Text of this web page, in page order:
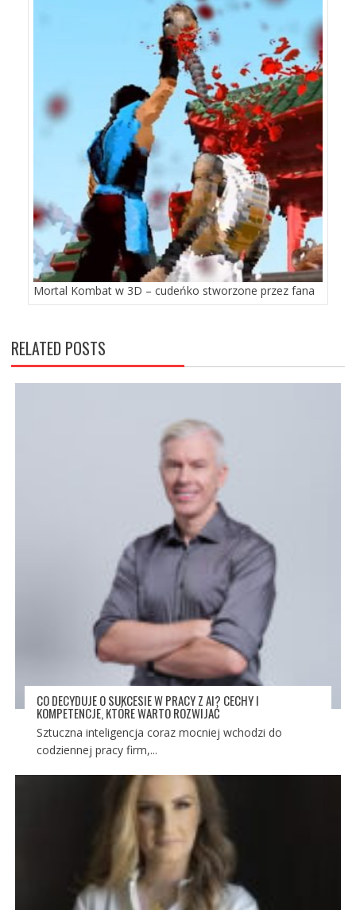
Mortal Kombat w 3D – cudeńko stworzone przez fana
RELATED POSTS
CO DECYDUJE O SUKCESIE W PRACY Z AI? CECHY I
KOMPETENCJE, KTÓRE WARTO ROZWIJAĆ
Sztuczna inteligencja coraz mocniej wchodzi do
codziennej pracy firm,...